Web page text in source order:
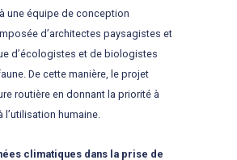
une équipe de conception
d’architectes paysagistes et
d’écologistes et de biologistes
De cette manière, le projet
routière en donnant la priorité à
l’utilisation humaine.
climatiques dans la prise de